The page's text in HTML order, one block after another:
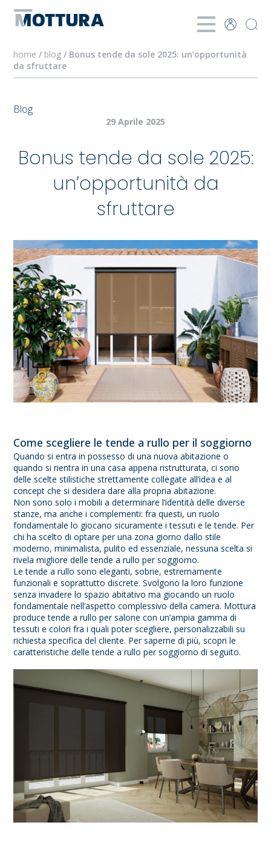
home / blog / Bonus tende da sole 2025: un’opportunità
da sfruttare
Blog
29 Aprile 2025
Bonus tende da sole 2025:
un’opportunità da
sfruttare
Come scegliere le tende a rullo per il soggiorno
Quando si entra in possesso di una nuova abitazione o
quando si rientra in una casa appena ristrutturata, ci sono
delle scelte stilistiche strettamente collegate all’idea e al
concept che si desidera dare alla propria abitazione.
Non sono solo i mobili a determinare l’identità delle diverse
stanze, ma anche i complementi: fra questi, un ruolo
fondamentale lo giocano sicuramente i tessuti e le tende. Per
chi ha scelto di optare per una zona giorno dallo stile
moderno, minimalista, pulito ed essenziale, nessuna scelta si
rivela migliore delle tende a rullo per soggiorno.
Le tende a rullo sono eleganti, sobrie, estremamente
funzionali e soprattutto discrete. Svolgono la loro funzione
senza invadere lo spazio abitativo ma giocando un ruolo
fondamentale nell’aspetto complessivo della camera. Mottura
produce tende a rullo per salone con un’ampia gamma di
tessuti e colori fra i quali poter scegliere, personalizzabili su
richiesta specifica del cliente. Per saperne di più, scopri le
caratteristiche delle tende a rullo per soggiorno di seguito.